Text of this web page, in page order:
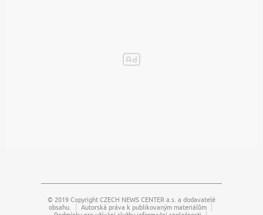
© 2019 Copyright CZECH NEWS CENTER a.s. a dodavatelé
obsahu.
Autorská práva k publikovaným materiálům